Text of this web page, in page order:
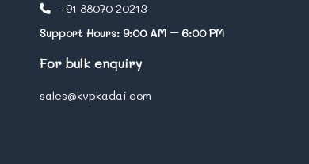
+91 88070 20213
Support Hours: 9:00 AM – 6:00 PM
For bulk enquiry
sales@kvpkadai.com